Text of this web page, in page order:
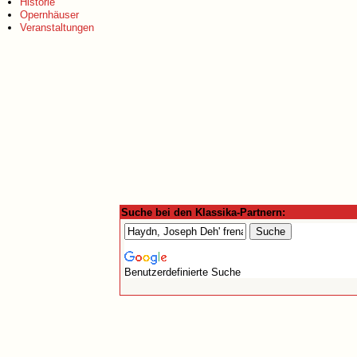
Opernhäuser
Veranstaltungen
Suche bei den Klassika-Partnern:
Benutzerdefinierte Suche